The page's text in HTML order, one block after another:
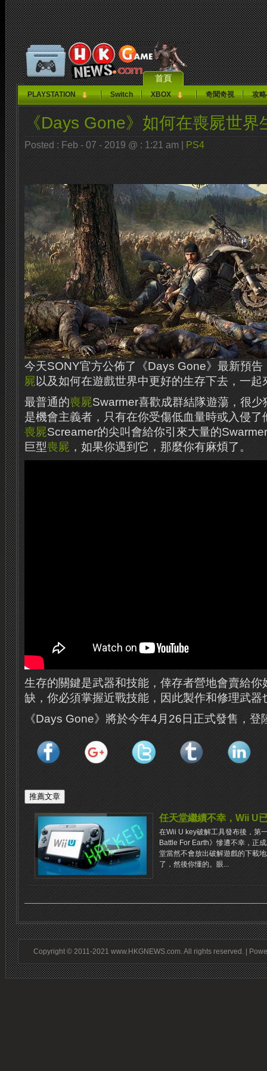
首頁
PLAYSTATION Switch XBOX 奇聞奇視 攻
《Days Gone》如何在喪屍世界
Posted : Feb - 07 - 2019 @ : 1:21 am | PS4
今天SONY官方公佈了《Days Gone》最新預告
屍以及如何在遊戲世界中更好的生存下去，一起
最普通的喪屍Swarmer喜歡成群結隊遊蕩，很少
是機會主義者，只有在你受傷低血量時或入侵
喪屍Screamer的尖叫會給你引來大量的Swarmer
巨型喪屍 ，如果你遇到它，那麼你有麻煩了。
生存的關鍵是武器和技能，倖存者營地會賣給你
缺，你必須掌握近戰技能，因此製作和修理武器
《Days Gone》將於今年4月26日正式發售，登
任天堂繼續不幸，Wii U
在Wii U key破解工具發布後，第
Battle For Earth》慘遭不幸，正
堂當然不會放出破解遊戲的下載
了，然後你懂的。眼...
Copyright © 2011-2021 www.HKGNEWS.com. All rights reserved. |